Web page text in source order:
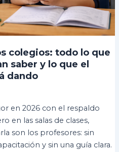
colegios: todo lo que
saber y lo que el
dando
en 2026 con el respaldo
en las salas de clases,
son los profesores: sin
y sin una guía clara.